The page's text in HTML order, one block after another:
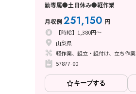
勤専属●土日休み●軽作業
月収例251,150 円
【時給】1,380円～
山梨県
軽作業、組立・組付け、立ち作業
57877-00
キープする